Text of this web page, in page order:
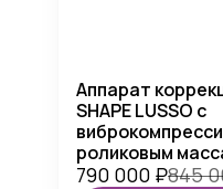
Аппарат
SHAPE LUSSO с
роликовым
790 000 ₽845